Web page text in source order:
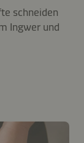
schneiden
Ingwer und